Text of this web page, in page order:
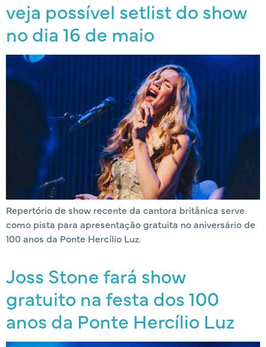
veja possível setlist do show
no dia 16 de maio
Repertório de show recente da cantora britânica serve
como pista para apresentação gratuita no aniversário de
100 anos da Ponte Hercílio Luz.
Joss Stone fará show
gratuito na festa dos 100
anos da Ponte Hercílio Luz